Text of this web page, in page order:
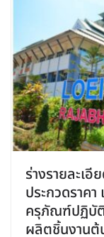
ร่างรายละเ
ประกวดราคา
ครุภัณฑ์ปฏิบัติ
ผลิตชิ้นงานต้